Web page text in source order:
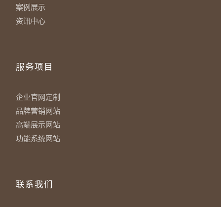
案例展示
资讯中心
服务项目
企业官网定制
品牌营销网站
高端展示网站
功能系统网站
联系我们